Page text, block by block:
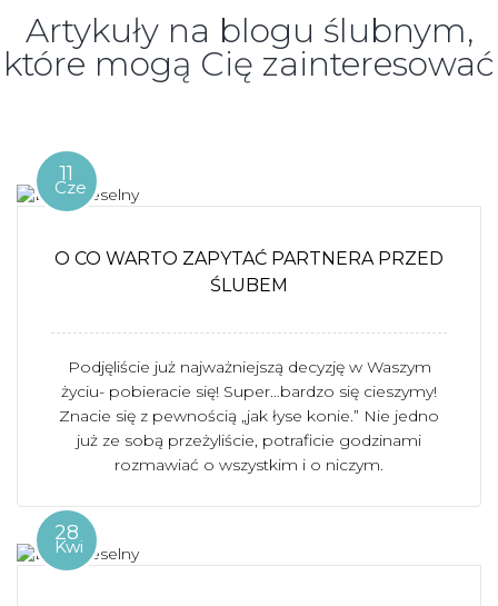
Artykuły na blogu ślubnym,
które mogą Cię zainteresować
11
Cze
O CO WARTO ZAPYTAĆ PARTNERA PRZED
ŚLUBEM
Podjęliście już najważniejszą decyzję w Waszym
życiu- pobieracie się! Super…bardzo się cieszymy!
Znacie się z pewnością „jak łyse konie.” Nie jedno
już ze sobą przeżyliście, potraficie godzinami
rozmawiać o wszystkim i o niczym.
28
Kwi